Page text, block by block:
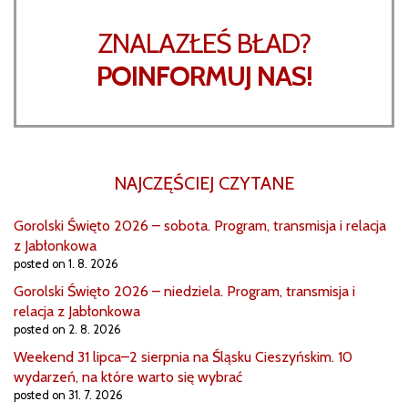
ZNALAZŁEŚ BŁAD?
POINFORMUJ NAS!
NAJCZĘŚCIEJ CZYTANE
Gorolski Święto 2026 – sobota. Program, transmisja i relacja
z Jabłonkowa
posted on 1. 8. 2026
Gorolski Święto 2026 – niedziela. Program, transmisja i
relacja z Jabłonkowa
posted on 2. 8. 2026
Weekend 31 lipca–2 sierpnia na Śląsku Cieszyńskim. 10
wydarzeń, na które warto się wybrać
posted on 31. 7. 2026